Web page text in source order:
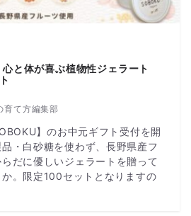
心と体が喜ぶ植物性ジェラート
育て方編集部
】のお中元ギフト受付を開
・白砂糖を使わず、長野県産フ
だに優しいジェラートを贈って
。限定100セットとなりますの